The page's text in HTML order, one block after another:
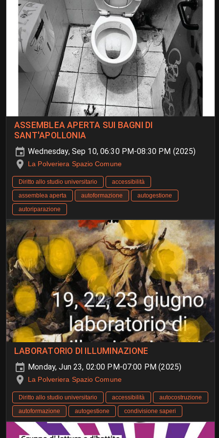
ASSEMBLEA APERTA SUI BAGNI DI
SANT'APOLLONIA
Wednesday, Sep 10, 06:30 PM-08:30 PM (2025)
La Polveriera Spazio Comune
Diritto allo studio universitario
accessibilità
assemblea aperta
autoformazione
autogestione
autoriparazione
LABORATORIO DI ILLUMINAZIONE
Monday, Jun 23, 02:00 PM-07:00 PM (2025)
La Polveriera Spazio Comune
Diritto allo studio universitario accessibilità
autocostruzione
autoformazione
autogestione condivisione saperi